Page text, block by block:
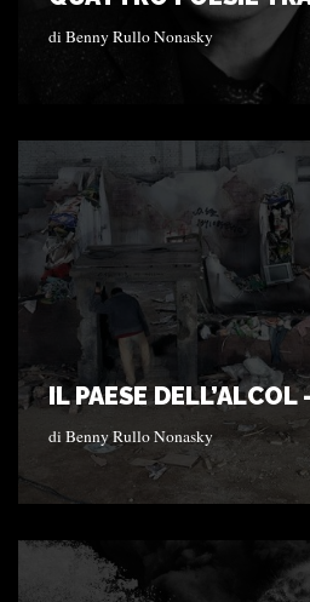
diBenny Rullo Nonasky
IL PAESE
di Benny Rullo Nonasky